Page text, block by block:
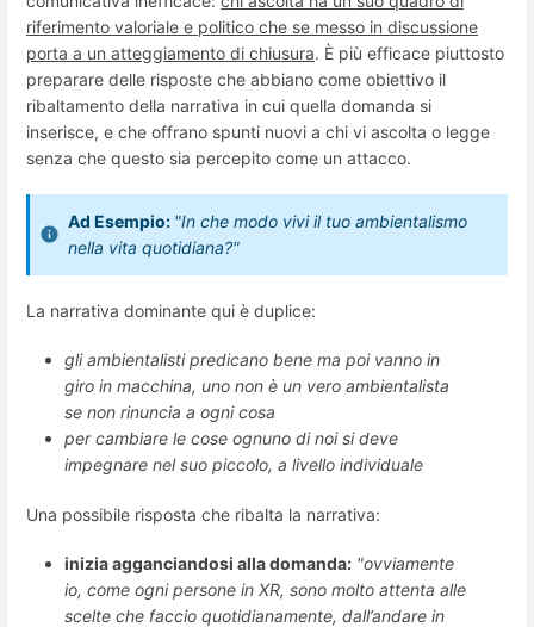
riferimento valoriale e politico che se messo in discussione
porta a un atteggiamento di chiusura. È più efficace piuttosto
preparare delle risposte che abbiano come obiettivo il
ribaltamento della narrativa in cui quella domanda si
inserisce, e che offrano spunti nuovi a chi vi ascolta o legge
senza che questo sia percepito come un attacco.
Ad Esempio: "In che modo vivi il tuo ambientalismo
nella vita quotidiana?"
La narrativa dominante qui è duplice:
gli ambientalisti predicano bene ma poi vanno in
giro in macchina, uno non è un vero ambientalista
se non rinuncia a ogni cosa
per cambiare le cose ognuno di noi si deve
impegnare nel suo piccolo, a livello individuale
Una possibile risposta che ribalta la narrativa:
inizia agganciandosi alla domanda: "ovviamente
io, come ogni persone in XR, sono molto attenta alle
scelte che faccio quotidianamente, dall’andare in